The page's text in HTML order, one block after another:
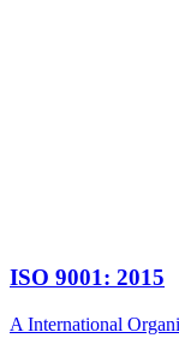
ISO 9001: 2015
A International